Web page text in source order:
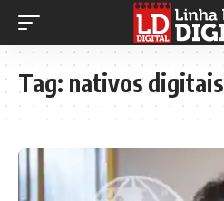
Tag: nativos digitais